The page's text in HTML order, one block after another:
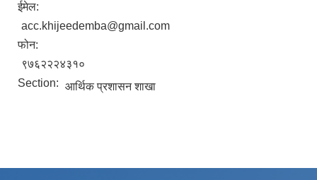
ईमेल:
acc.khijeedemba@gmail.com
फोन:
९७६२२२४३१०
Section: आर्थिक प्रशासन शाखा